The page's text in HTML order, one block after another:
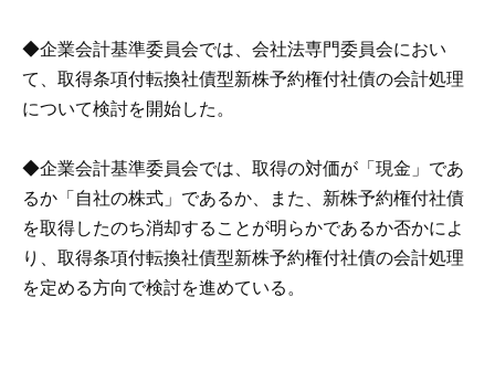
◆企業会計基準委員会では、会社法専門委員会におい
て、取得条項付転換社債型新株予約権付社債の会計処理
について検討を開始した。
◆企業会計基準委員会では、取得の対価が「現金」であ
るか「自社の株式」であるか、また、新株予約権付社債
を取得したのち消却することが明らかであるか否かによ
り、取得条項付転換社債型新株予約権付社債の会計処理
を定める方向で検討を進めている。